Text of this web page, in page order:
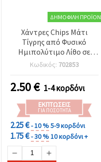
ΔΗΜΟΦΙΛΉ ΠΡΟΪΌΝ
Χάντρες Chips Μάτι
Τίγρης από Φυσικό
Ημιπολύτιμο Λίθο σε
Κορδόνι, 5–7 mm, Μήκος
~80 cm
Κωδικός: 702853
2.50€ 1-4 κορδόνι
ΕΚΠΤΏΣΕΙΣ
ΓΙΑ ΠΟΣΌΤΗΤΑ
2.25 €- 10 %5-9 κορδόνι
1.75 €- 30 %10 κορδόνι +